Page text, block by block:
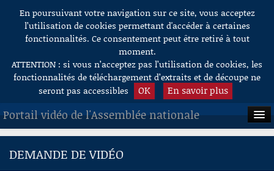
Aller au contenu
En poursuivant votre navigation sur ce site, vous acceptez
l’utilisation de cookies permettant d'accéder à certaines
fonctionnalités. Ce consentement peut être retiré à tout
moment.
ATTENTION : si vous n’acceptez pas l’utilisation de cookies, les
fonctionnalités de téléchargement d’extraits et de découpe ne
seront pas accessibles
OK En savoir plus
Portail vidéo de l'Assemblée nationale
ACCUEIL
DEMANDE DE VIDÉO